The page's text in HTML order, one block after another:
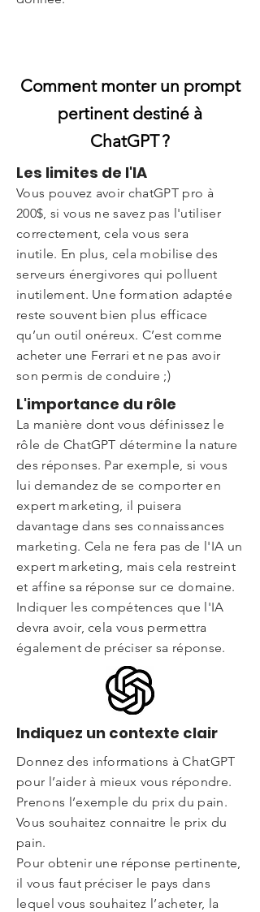
Comment monter un prompt
pertinent destiné à
ChatGPT ?
Les limites de l'IA
Vous pouvez avoir chatGPT pro à
200$, si vous ne savez pas l'utiliser
correctement, cela vous sera
inutile. En plus, cela mobilise des
serveurs énergivores qui polluent
inutilement. Une formation adaptée
reste souvent bien plus efficace
qu’un outil onéreux. C’est comme
acheter une Ferrari et ne pas avoir
son permis de conduire ;)
L'importance du rôle
La manière dont vous définissez le
rôle de ChatGPT détermine la nature
des réponses. Par exemple, si vous
lui demandez de se comporter en
expert marketing, il puisera
davantage dans ses connaissances
marketing. Cela ne fera pas de l'IA un
expert marketing, mais cela restreint
et affine sa réponse sur ce domaine.
Indiquer les compétences que l'IA
devra avoir, cela vous permettra
également de préciser sa réponse.
Indiquez un contexte clair
Donnez des informations à ChatGPT
pour l’aider à mieux vous répondre.
Prenons l’exemple du prix du pain.
Vous souhaitez connaitre le prix du
pain.
Pour obtenir une réponse pertinente,
il vous faut préciser le pays dans
lequel vous souhaitez l’acheter, la